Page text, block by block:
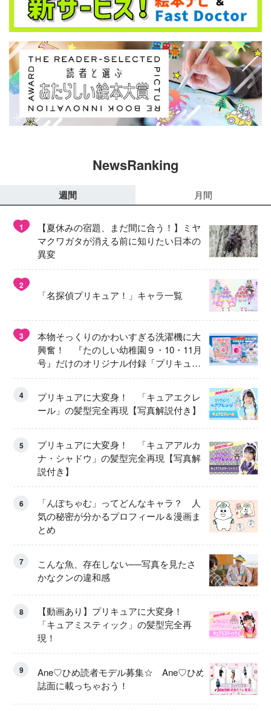
NewsRanking
週間 月間
1
【夏休みの宿題、まだ間に合う！】ミヤ
マクワガタが消える前に知りたい日本の
異変
2
「名探偵プリキュア！」キャラ一覧
3
本物そっくりのかわいすぎる洗濯機に大
興奮！ 『たのしい幼稚園９・10・11月
号』だけのオリジナル付録「プリキュ
ア くるくるせんたくき」
4
プリキュアに大変身！ 「キュアエクレ
ール」の髪型完全再現【写真解説付き】
5
プリキュアに大変身！ 「キュアアルカ
ナ・シャドウ」の髪型完全再現【写真解
説付き】
6
「んぽちゃむ」ってどんなキャラ？ 人
気の秘密が分かるプロフィール＆漫画ま
とめ
7
こんな魚、存在しない──写真を見たさ
かなクンの違和感
8
【動画あり】プリキュアに大変身！
「キュアミスティック」の髪型完全再
現！
9
Ane♡ひめ読者モデル募集☆ Ane♡ひめ
誌面に載っちゃおう！